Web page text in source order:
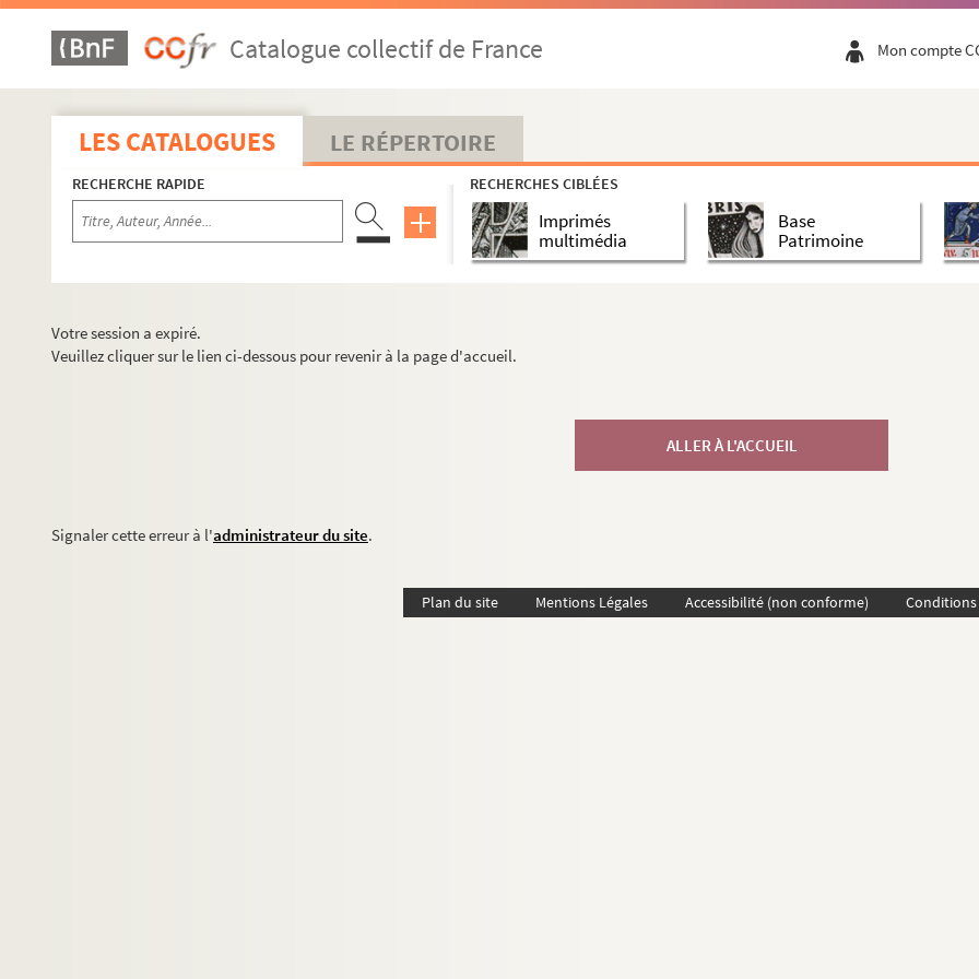
Catalogue collectif de France Mon compte
LES CATALOGUES LE RÉPERTOIRE
RECHERCHE RAPIDE RECHERCHES CIBLÉES
Imprimés
multimédia
Base
Patrimoine
Votre session a expiré.
Veuillez cliquer sur le lien ci-dessous pour revenir à la page d'accueil.
ALLER À L'ACCUEIL
Signaler cette erreur à l'administrateur du site.
Plan du site Mentions Légales Accessibilité (non conforme)